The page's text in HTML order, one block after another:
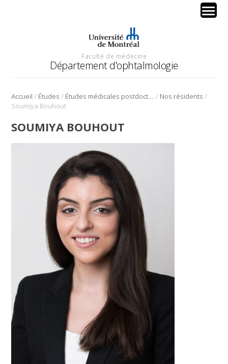
Faculté de médecine
Département d'ophtalmologie
Accueil / Études / Études médicales postdoctorales ‒ Résidence / Nos résidents /
Soumiya Bouhout
SOUMIYA BOUHOUT